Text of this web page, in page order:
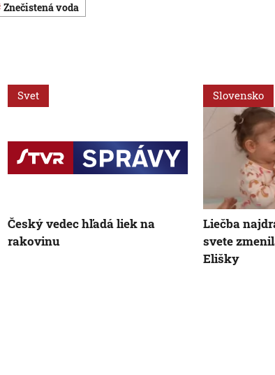
znečistená voda
Svet
Český vedec hľadá liek na
rakovinu
Slovensko
Liečba
svete
Elišky